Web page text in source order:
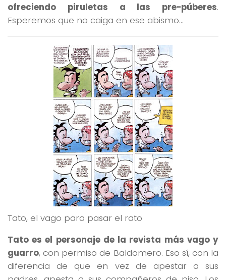
ofreciendo piruletas a las pre-púberes.
Esperemos que no caiga en ese abismo…
Tato, el vago para pasar el rato
Tato es el personaje de la revista más vago y
guarro, con permiso de Baldomero. Eso sí, con la
diferencia de que en vez de apestar a sus